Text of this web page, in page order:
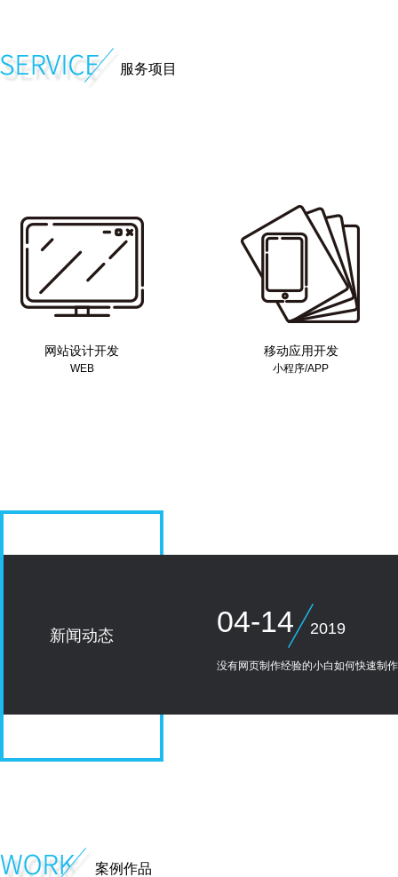
服务项目
网站设计开发
WEB
移动应用开发
小程序/APP
新闻动态 04-14 2019
没有网页制作经验的小白如何快速制
案例作品